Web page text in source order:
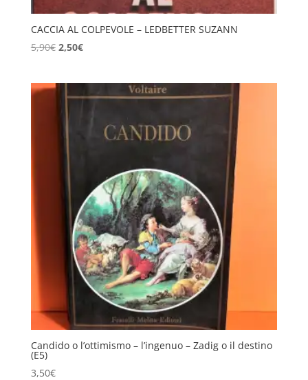
CACCIA AL COLPEVOLE – LEDBETTER SUZANN
5,90€ Il
era:
5,90€.
2,50€Il
è:
2,50€.
Candido o l’ottimismo – l’ingenuo – Zadig o il destino
(E5)
3,50€